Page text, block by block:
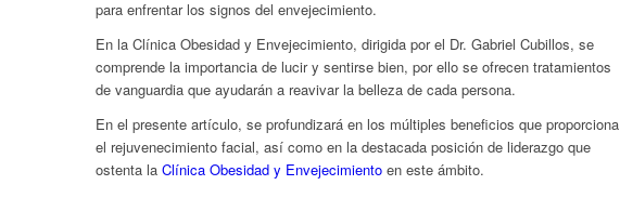
para enfrentar los signos del envejecimiento.
En la Clínica Obesidad y Envejecimiento, dirigida por el Dr. Gabriel Cubillos, se
comprende la importancia de lucir y sentirse bien, por ello se ofrecen tratamientos
de vanguardia que ayudarán a reavivar la belleza de cada persona.
En el presente artículo, se profundizará en los múltiples beneficios que proporciona
el rejuvenecimiento facial, así como en la destacada posición de liderazgo que
ostenta la Clínica Obesidad y Envejecimiento en este ámbito.